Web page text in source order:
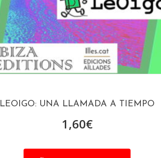
LEOIGO: UNA LLAMADA A TIEMPO
1,60€